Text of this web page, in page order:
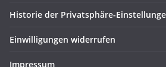
Historie der Privatsphäre-
Einwilligungen widerrufen
Impressum